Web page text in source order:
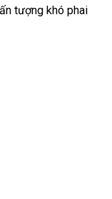
tượng khó phai